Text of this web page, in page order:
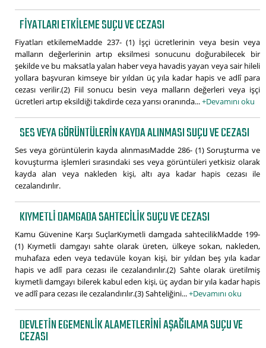
FIYATLARI ETKILEME SUÇU VE CEZASI
Fiyatları etkilemeMadde 237- (1) İşçi ücretlerinin veya besin veya
malların değerlerinin artıp eksilmesi sonucunu doğurabilecek bir
şekilde ve bu maksatla yalan haber veya havadis yayan veya sair hileli
yollara başvuran kimseye bir yıldan üç yıla kadar hapis ve adlî para
cezası verilir.(2) Fiil sonucu besin veya malların değerleri veya işçi
ücretleri artıp eksildiği takdirde ceza yarısı oranında...+Devamını oku
SES VEYA GÖRÜNTÜLERIN KAYDA ALINMASI SUÇU VE CEZASI
Ses veya görüntülerin kayda alınmasıMadde 286- (1) Soruşturma ve
kovuşturma işlemleri sırasındaki ses veya görüntüleri yetkisiz olarak
kayda alan veya nakleden kişi, altı aya kadar hapis cezası ile
cezalandırılır.
KIYMETLI DAMGADA SAHTECILIK SUÇU VE CEZASI
Kamu Güvenine Karşı SuçlarKıymetli damgada sahtecilikMadde 199-
(1) Kıymetli damgayı sahte olarak üreten, ülkeye sokan, nakleden,
muhafaza eden veya tedavüle koyan kişi, bir yıldan beş yıla kadar
hapis ve adlî para cezası ile cezalandırılır.(2) Sahte olarak üretilmiş
kıymetli damgayı bilerek kabul eden kişi, üç aydan bir yıla kadar hapis
ve adlî para cezası ile cezalandırılır.(3) Sahteliğini...+Devamını oku
DEVLETIN EGEMENLIK ALAMETLERINI AŞAĞILAMA SUÇU VE
CEZASI